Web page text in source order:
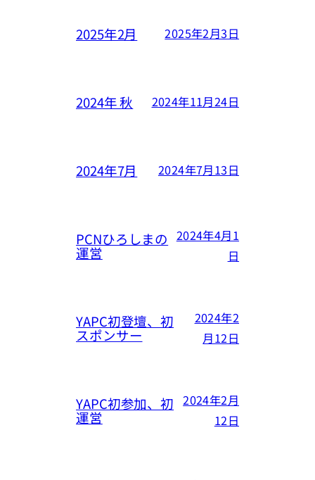
2025年2月 2025年2月3日
2024年 秋 2024年11月24日
2024年7月 2024年7月13日
PCNひろしまの
運営
2024年4月1
日
YAPC初登壇、初
スポンサー
2024年2
月12日
YAPC初参加、初
運営
2024年2月
12日